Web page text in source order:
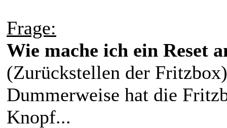
Frage:
Wie mache ich ein Reset
(Zurückstellen der Fritzbox)
Dummerweise hat die
Knopf...